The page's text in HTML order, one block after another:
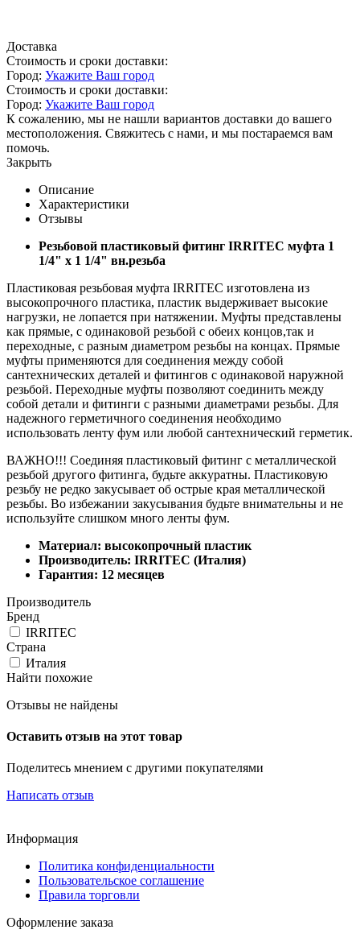
Доставка
Стоимость и сроки доставки:
Город: Укажите Ваш город
Стоимость и сроки доставки:
Город: Укажите Ваш город
К сожалению, мы не нашли вариантов доставки до вашего
местоположения. Свяжитесь с нами, и мы постараемся вам
помочь.
Закрыть
Описание
Характеристики
Отзывы
Резьбовой пластиковый фитинг IRRITEC муфта 1
1/4" х 1 1/4" вн.резьба
Пластиковая резьбовая муфта IRRITEC изготовлена из
высокопрочного пластика, пластик выдерживает высокие
нагрузки, не лопается при натяжении. Муфты представлены
как прямые, с одинаковой резьбой с обеих концов,так и
переходные, с разным диаметром резьбы на концах. Прямые
муфты применяются для соединения между собой
сантехнических деталей и фитингов с одинаковой наружной
резьбой. Переходные муфты позволяют соединить между
собой детали и фитинги с разными диаметрами резьбы. Для
надежного герметичного соединения необходимо
использовать ленту фум или любой сантехнический герметик.
ВАЖНО!!! Соединяя пластиковый фитинг с металлической
резьбой другого фитинга, будьте аккуратны. Пластиковую
резьбу не редко закусывает об острые края металлической
резьбы. Во избежании закусывания будьте внимательны и не
используйте слишком много ленты фум.
Материал: высокопрочный пластик
Производитель: IRRITEC (Италия)
Гарантия: 12 месяцев
Производитель
Бренд
IRRITEC
Страна
Италия
Найти похожие
Отзывы не найдены
Оставить отзыв на этот товар
Поделитесь мнением с другими покупателями
Написать отзыв
Информация
Политика конфиденциальности
Пользовательское соглашение
Правила торговли
Оформление заказа